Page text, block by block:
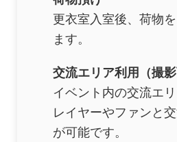
更衣室入室後、荷物
ます。
交流エリア利用（撮影
イベント内の交流エ
レイヤーやファンと
が可能です。